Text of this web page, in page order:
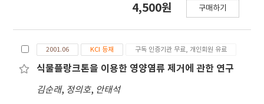
is not concerned by public treatment
because economic and technical difficulty.
of streams and rivers, the small quantity of
domestic wastewater must be purified. Here,
some eco-technologies for water quality
improvement installed in Korea are
자 지하수를 반응조에 유효용량으로 유입하고 유기화
도출하였다. 유기 화학물질 중 VOCs는 페놀과 톨루엔
을 그리고 농약은 파라치온, 다이아지논과 카바닐을
과 혼합용액으로 수행하였으며, 실험결과 충분한 분
4,500원 구매하기
2001.06 KCI 등재 구독 인증기관 무료, 개인회원 유료
식물플랑크톤을 이용한 영양염류 제거에 관한 연구
김순래, 정의호, 안태석